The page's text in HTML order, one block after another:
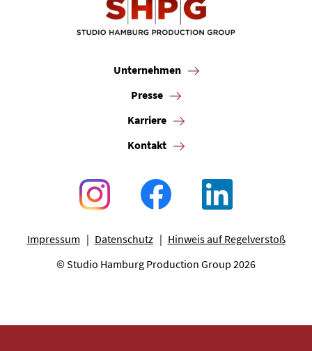
Unternehmen
Presse
Karriere
Kontakt
Impressum Datenschutz
Hinweis auf Regelverstoß
© Studio Hamburg Production Group 2026